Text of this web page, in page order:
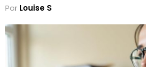
Par Louise S